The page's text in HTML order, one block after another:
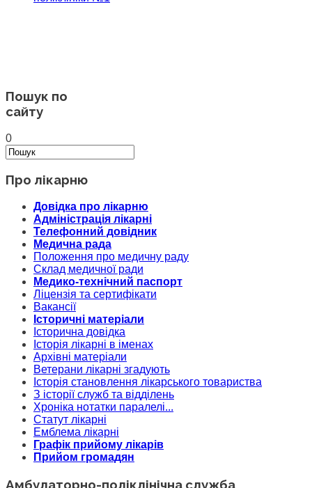
Пошук по
сайту
0
Про лікарню
Довідка про лікарню
Адміністрація лікарні
Телефонний довідник
Медична рада
Положення про медичну раду
Склад медичної ради
Медико-технічний паспорт
Ліцензія та сертифікати
Вакансії
Історичні матеріали
Історична довідка
Історія лікарні в іменах
Архівні матеріали
Ветерани лікарні згадують
Історія становлення лікарського товариства
З історії служб та відділень
Хроніка нотатки паралелі...
Статут лікарні
Емблема лікарні
Графік прийому лікарів
Прийом громадян
Амбулаторно-поліклінічна служба